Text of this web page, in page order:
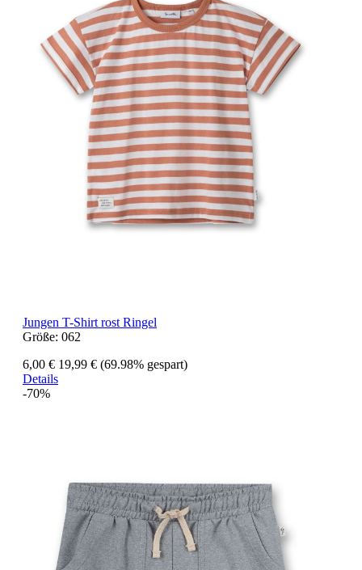
Jungen T-Shirt rost Ringel
Größe: 062
6,00 € 19,99 € (69.98% gespart)
Details
-70%